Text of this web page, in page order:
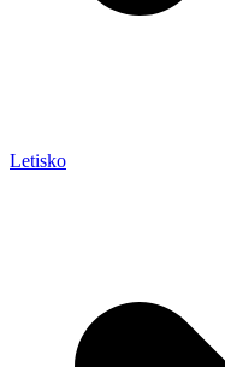
Letisko